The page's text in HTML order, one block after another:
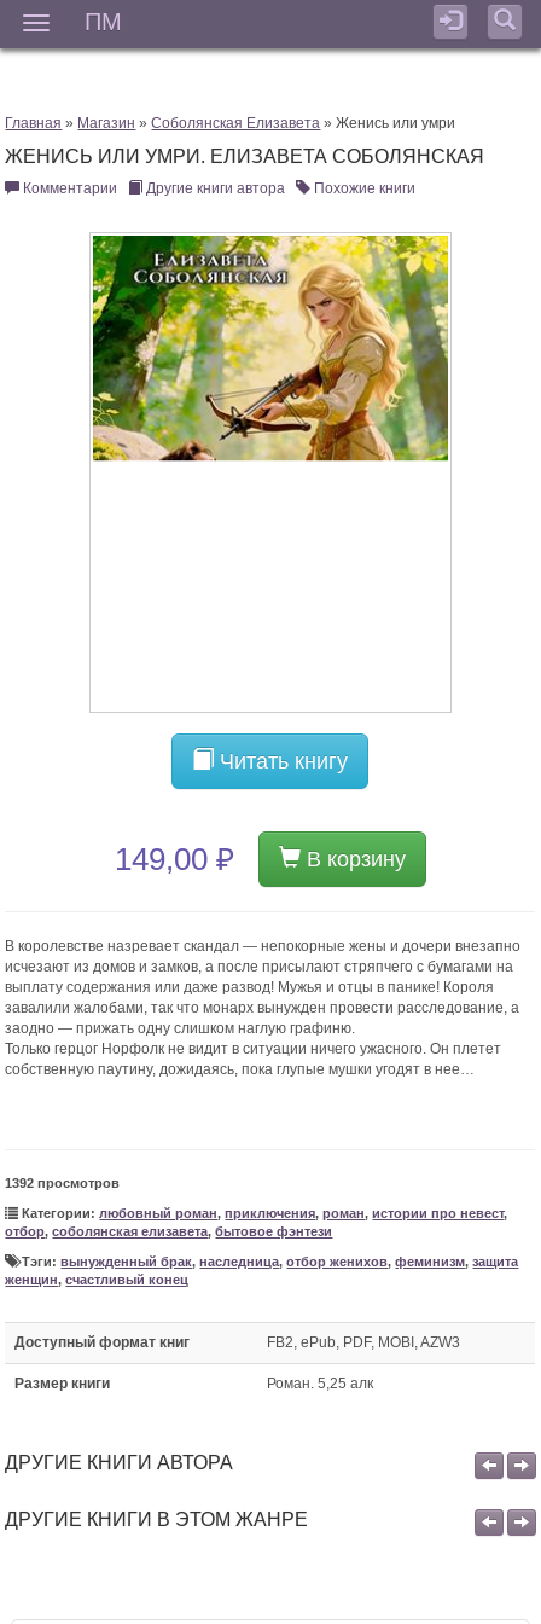
ПМ
Главная » Магазин »Соболянская Елизавета » Женись или умри
ЖЕНИСЬ ИЛИ УМРИ. ЕЛИЗАВЕТА СОБОЛЯНСКАЯ
Комментарии Другие книги автора Похожие книги
Читать книгу
149,00 ₽ В корзину
В королевстве назревает скандал — непокорные жены и дочери внезапно
исчезают из домов и замков, а после присылают стряпчего с бумагами на
выплату содержания или даже развод! Мужья и отцы в панике! Короля
завалили жалобами, так что монарх вынужден провести расследование, а
заодно — прижать одну слишком наглую графиню.
Только герцог Норфолк не видит в ситуации ничего ужасного. Он плетет
собственную паутину, дожидаясь, пока глупые мушки угодят в нее…
1392 просмотров
Категории: любовный роман,приключения,роман,истории про невест,
отбор,соболянская елизавета,бытовое фэнтези
Тэги:вынужденный брак,наследница,отбор женихов,феминизм,защита
женщин,счастливый конец
Доступный формат книг FB2, ePub, PDF, MOBI, AZW3
Размер книги Роман. 5,25 алк
ДРУГИЕ КНИГИ АВТОРА
ДРУГИЕ КНИГИ В ЭТОМ ЖАНРЕ